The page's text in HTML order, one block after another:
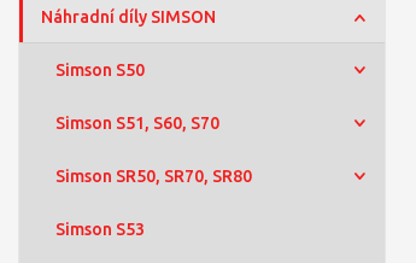
Náhradní díly SIMSON
Simson S50
Simson S51, S60, S70
Simson SR50, SR70, SR80
Simson S53